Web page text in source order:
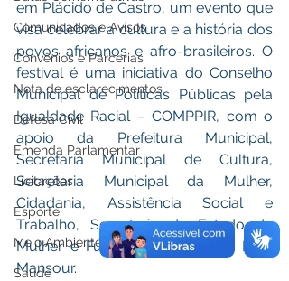
Comunicados e Avisos
Convênios e Parcerias
Nota de esclarecimentos
Defesa Civil
Emenda Parlamentar
Licitações
Esporte
Meio Ambiente
Saúde
em Plácido de Castro, um evento que
visa celebrar a cultura e a história dos
povos africanos e afro-brasileiros. O
festival é uma iniciativa do Conselho
Municipal de Políticas Públicas pela
Igualdade Racial – COMPPIR, com o
apoio da Prefeitura Municipal,
Secretaria Municipal de Cultura,
Secretaria Municipal da Mulher,
Cidadania, Assistência Social e
Trabalho, Secretaria de Estado da
Mulher e Fundação de Cultura Elias
Mansour.